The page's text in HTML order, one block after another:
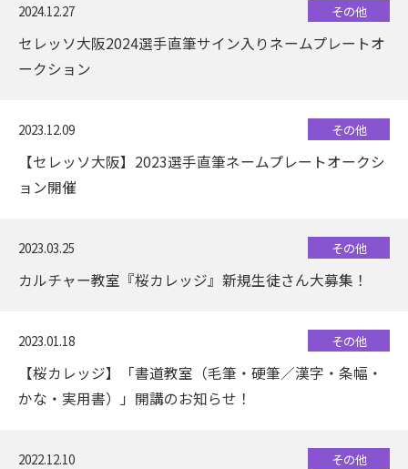
2024.12.27 その他
セレッソ大阪2024選手直筆サイン入りネームプレートオ
ークション
2023.12.09 その他
【セレッソ大阪】2023選手直筆ネームプレートオークシ
ョン開催
2023.03.25 その他
カルチャー教室『桜カレッジ』新規生徒さん大募集！
2023.01.18 その他
【桜カレッジ】「書道教室（毛筆・硬筆／漢字・条幅・
かな・実用書）」開講のお知らせ！
2022.12.10 その他